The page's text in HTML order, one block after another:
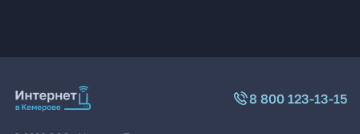
8 800 123-13-15